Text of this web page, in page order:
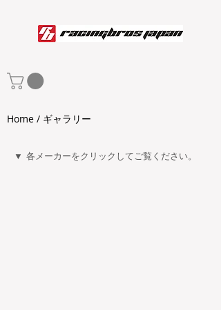
Home / ギャラリー
▼ 各メーカーをクリックしてご覧ください。